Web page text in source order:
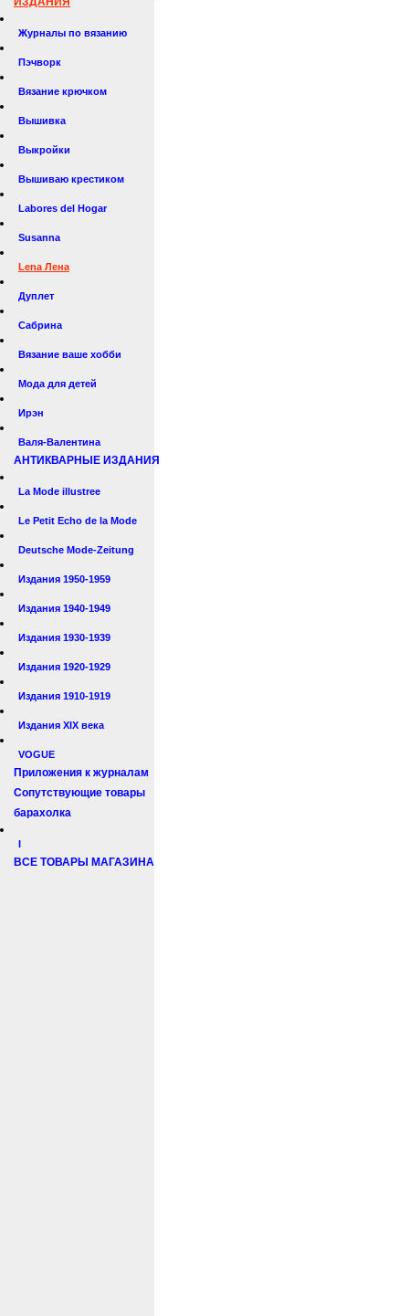
Журналы по вязанию
Пэчворк
Вязание крючком
Вышивка
Выкройки
Вышиваю крестиком
Labores del Hogar
Susanna
Lena Лена
Дуплет
Сабрина
Вязание ваше хобби
Мода для детей
Ирэн
Валя-Валентина
АНТИКВАРНЫЕ ИЗДАНИЯ
La Mode illustree
Le Petit Echo de la Mode
Deutsche Mode-Zeitung
Издания 1950-1959
Издания 1940-1949
Издания 1930-1939
Издания 1920-1929
Издания 1910-1919
Издания XIX века
VOGUE
Приложения к журналам
Сопутствующие товары
барахолка
I
ВСЕ ТОВАРЫ МАГАЗИНА